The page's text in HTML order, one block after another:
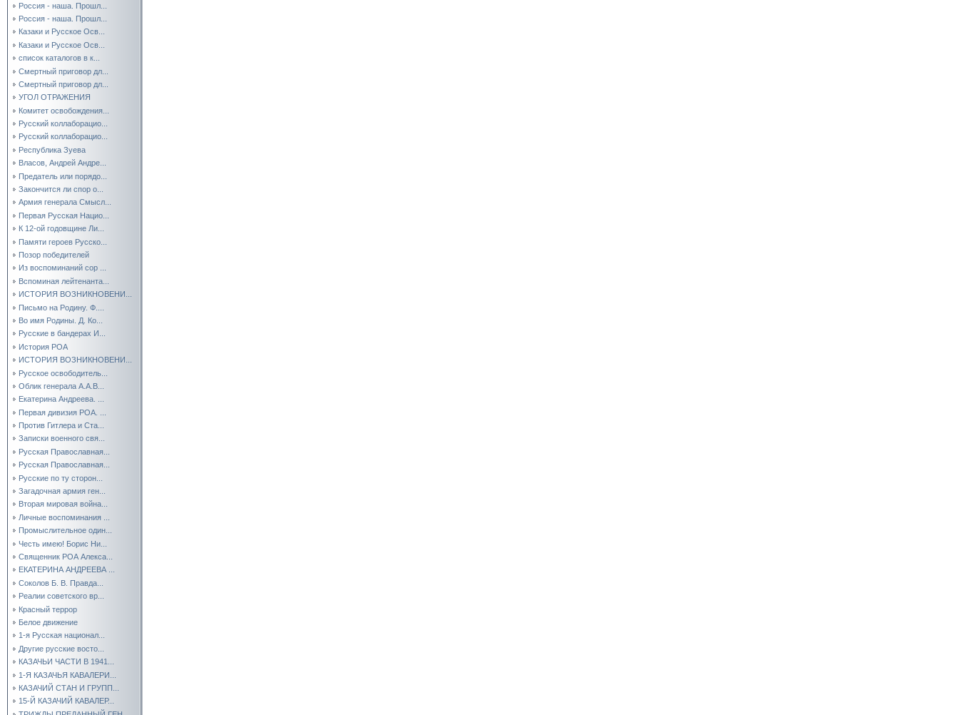
Россия - наша. Прошл...
Россия - наша. Прошл...
Казаки и Русское Осв...
Казаки и Русское Осв...
список каталогов в к...
Смертный приговор дл...
Смертный приговор дл...
УГОЛ ОТРАЖЕНИЯ
Комитет освобождения...
Русский коллаборацио...
Русский коллаборацио...
Республика Зуева
Власов, Андрей Андре...
Предатель или порядо...
Закончится ли спор о...
Армия генерала Смысл...
Первая Русская Нацио...
К 12-ой годовщине Ли...
Памяти героев Русско...
Позор победителей
Из воспоминаний сор ...
Вспоминая лейтенанта...
ИСТОРИЯ ВОЗНИКНОВЕНИ...
Письмо на Родину. Ф....
Во имя Родины. Д. Ко...
Русские в бандерах И...
История РОА
ИСТОРИЯ ВОЗНИКНОВЕНИ...
Русское освободитель...
Облик генерала А.А.В...
Екатерина Андреева. ...
Первая дивизия РОА. ...
Против Гитлера и Ста...
Записки военного свя...
Русская Православная...
Русская Православная...
Русские по ту сторон...
Загадочная армия ген...
Вторая мировая война...
Личные воспоминания ...
Промыслительное один...
Честь имею! Борис Ни...
Священник РОА Алекса...
ЕКАТЕРИНА АНДРЕЕВА ...
Соколов Б. В. Правда...
Реалии советского вр...
Красный террор
Белое движение
1-я Русская национал...
Другие русские восто...
КАЗАЧЬИ ЧАСТИ В 1941...
1-Я КАЗАЧЬЯ КАВАЛЕРИ...
КАЗАЧИЙ СТАН И ГРУПП...
15-Й КАЗАЧИЙ КАВАЛЕР...